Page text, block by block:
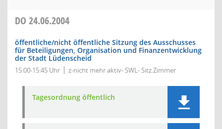
DO 24.06.2004
öffentliche/nicht öffentliche Sitzung des Ausschusses
für Beteiligungen, Organisation und Finanzentwicklung
der Stadt Lüdenscheid
15:00-15:45 Uhr z-nicht mehr aktiv- SWL- Sitz.Zimmer
Tagesordnung öffentlich